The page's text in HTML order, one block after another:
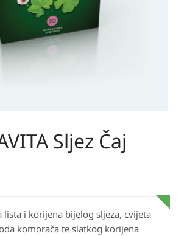
Sljez Čaj
lista i korijena bijelog sljeza, cvijeta
komorača te slatkog korijena